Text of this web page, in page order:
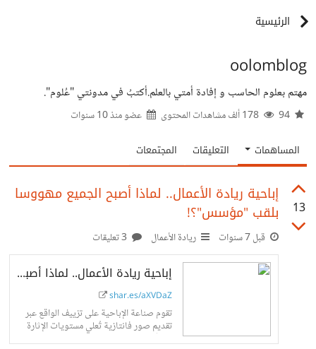
الرئيسية
oolomblog
مهتم بعلوم الحاسب و إفادة أمتي بالعلم.أكتبُ في مدونتي "عُلوم".
عضو منذ10 سنوات
المساهمات التعليقات المجتمعات
13
إباحية ريادة الأعمال.. لماذا أصبح الجميع مهووسا
بلقب "مؤسس"؟!
قبل 7 سنوات ريادة الأعمال
إباحية ريادة الأعمال.. لماذا أصبح الجميع مهووسا بلقب "مؤسس"؟!
shar.es/aXVDaZ
تقوم صناعة الإباحية على تزييف الواقع عبر
تقديم صور فانتازية تُعلي مستويات الإثارة
للمُتلقّي، كذلك الحال في عالم ريادة الأعمال